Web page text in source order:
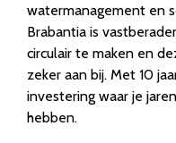
watermanagement en
Brabantia is
circulair te maken en
zeker aan bij. Met 10
investering waar je
hebben.